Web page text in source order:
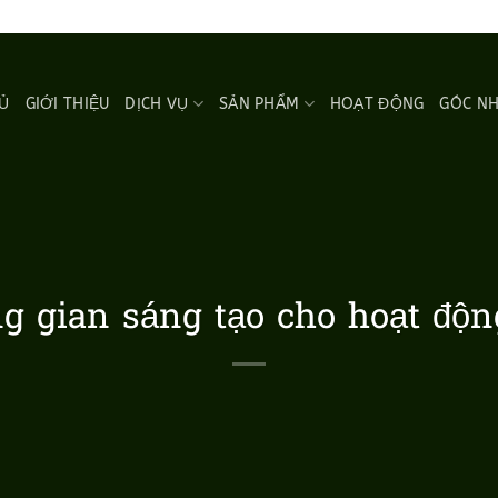
GIỚI THIỆU DỊCH VỤ SẢN PHẨM HOẠT ĐỘNG GÓC
gian sáng tạo cho hoạt